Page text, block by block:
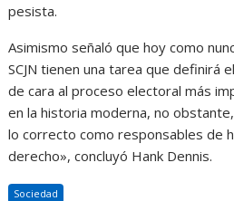
pesista.
Asimismo señaló que hoy como
SCJN tienen una tarea que definirá
de cara al proceso electoral más
en la historia moderna, no
lo correcto como responsables de
derecho», concluyó Hank Dennis.
Sociedad